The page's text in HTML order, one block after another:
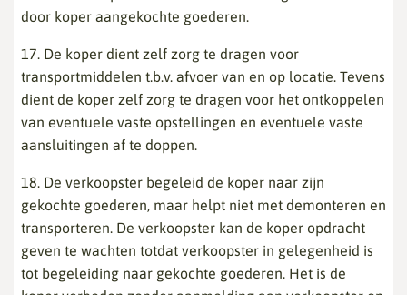
door koper aangekochte goederen.
17. De koper dient zelf zorg te dragen voor
transportmiddelen t.b.v. afvoer van en op locatie. Tevens
dient de koper zelf zorg te dragen voor het ontkoppelen
van eventuele vaste opstellingen en eventuele vaste
aansluitingen af te doppen.
18. De verkoopster begeleid de koper naar zijn
gekochte goederen, maar helpt niet met demonteren en
transporteren. De verkoopster kan de koper opdracht
geven te wachten totdat verkoopster in gelegenheid is
tot begeleiding naar gekochte goederen. Het is de